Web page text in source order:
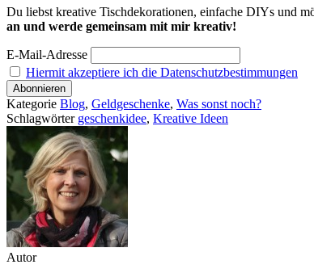
Du liebst kreative Tischdekorationen, einfache DIYs und
an und werde gemeinsam mit mir kreativ!
E-Mail-Adresse
Hiermit akzeptiere ich die Datenschutzbestimmungen
Kategorie Blog, Geldgeschenke, Was sonst noch?
Schlagwörter geschenkidee, Kreative Ideen
Autor